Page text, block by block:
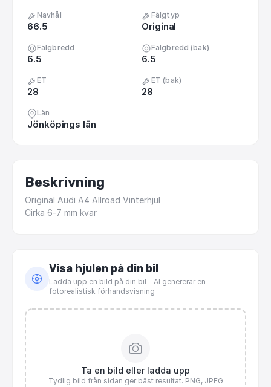
Navhål
66.5
Fälgtyp
Original
Fälgbredd
6.5
Fälgbredd (bak)
6.5
ET
28
ET (bak)
28
Län
Jönköpings län
Beskrivning
Original Audi A4 Allroad Vinterhjul
Cirka 6-7 mm kvar
Visa hjulen på din bil
Ladda upp en bild på din bil – AI genererar en
fotorealistisk förhandsvisning
Ta en bild eller ladda upp
Tydlig bild från sidan ger bäst resultat. PNG, JPEG